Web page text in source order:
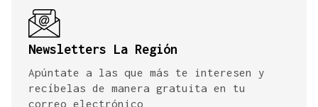
Newsletters La Región
Apúntate a las que más te interesen y
recíbelas de manera gratuita en tu
correo electrónico